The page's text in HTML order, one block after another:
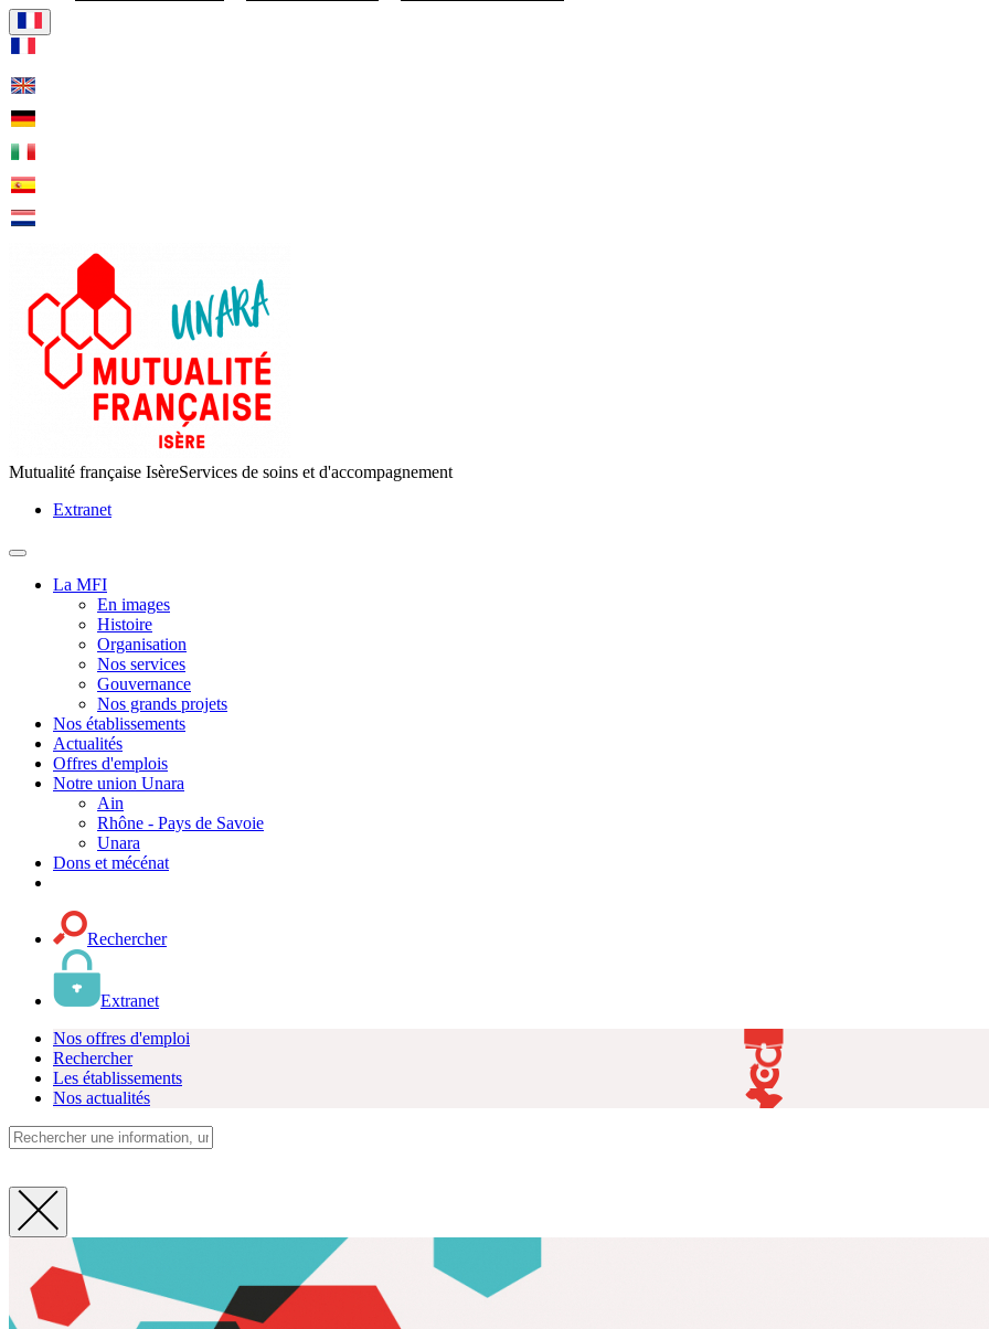
Mutualité française IsèreServices de soins et d'accompagnement
Extranet
MENU
PRINCIPAL
La MFI
En images
Histoire
Organisation
Nos services
Gouvernance
Nos grands projets
Nos établissements
Actualités
Offres d'emplois
Notre union Unara
Ain
Rhône - Pays de Savoie
Unara
Dons et mécénat
Rechercher
Extranet
Nos offres d'emploi
Rechercher
Les établissements
Nos actualités
Fermer
recherche